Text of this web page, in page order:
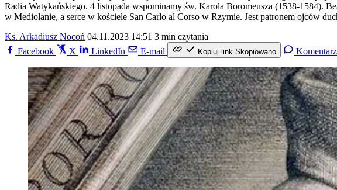
Radia Watykańskiego. 4 listopada wspominamy św. Karola Boromeusza (1538-1584).
w Mediolanie, a serce w kościele San Carlo al Corso w Rzymie. Jest patronem ojców
Ks. Arkadiusz Nocoń 04.11.2023 14:51 3 min czytania
Facebook
X LinkedIn E-mail Kopiuj link Skopiowano